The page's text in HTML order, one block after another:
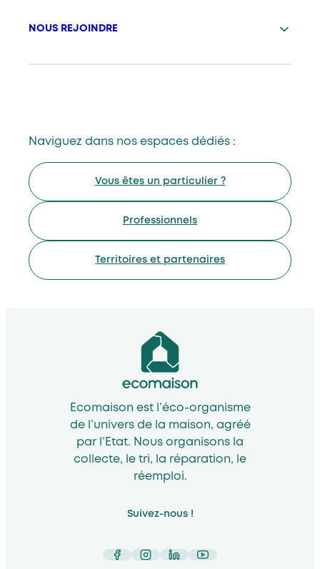
NOUS REJOINDRE
Naviguez dans nos espaces dédiés :
Vous êtes un particulier ?
Professionnels
Territoires et partenaires
Ecomaison est l’éco-organisme
de l’univers de la maison, agréé
par l’Etat. Nous organisons la
collecte, le tri, la réparation, le
réemploi.
Suivez-nous !
Facebook
Instagram
LinkedIn
YouTube